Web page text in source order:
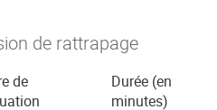
de rattrapage
de
Durée (en
minutes)